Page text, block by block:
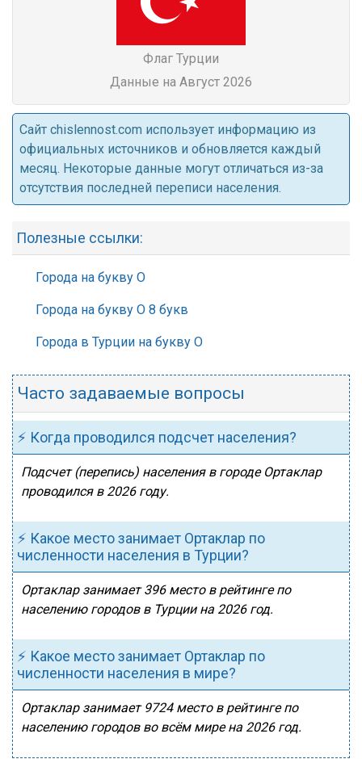
Флаг Турции
Данные на Август 2026
Cайт chislennost.com использует информацию из
официальных источников и обновляется каждый
месяц. Некоторые данные могут отличаться из-за
отсутствия последней переписи населения.
Полезные ссылки:
Города на букву О
Города на букву О 8 букв
Города в Турции на букву О
Часто задаваемые вопросы
⚡ Когда проводился подсчет населения?
Подсчет (перепись) населения в городе Ортаклар
проводился в 2026 году.
⚡ Какое место занимает Ортаклар по
численности населения в Турции?
Ортаклар занимает 396 место в рейтинге по
населению городов в Турции на 2026 год.
⚡ Какое место занимает Ортаклар по
численности населения в мире?
Ортаклар занимает 9724 место в рейтинге по
населению городов во всём мире на 2026 год.